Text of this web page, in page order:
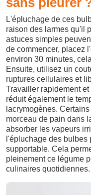
L'épluchage de ces
raison des larmes qu'il
astuces simples
de commencer, placez
environ 30 minutes,
Ensuite, utilisez un
ruptures cellulaires et
Travailler rapidement
réduit également le
lacrymogènes.
morceau de pain dans
absorber les vapeurs
l'épluchage des
supportable. Cela
pleinement ce légume
culinaires quotidiennes.